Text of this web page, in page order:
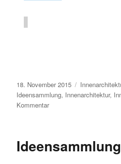
Veröffentlicht
am
18. November 2015 Kategorien
Ideensammlung, Innenarchitektur,
Kommentarzu
Arbeitszimmer